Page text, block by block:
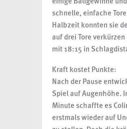
schnelle, einfache
Halbzeit konnten sie
auf drei Tore
mit 18:15 in
Kraft kostet Punkte:
Nach der Pause
Spiel auf Augenhöhe.
Minute schaffte es
erstmals wieder auf